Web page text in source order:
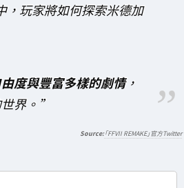
，玩家將如何探索米德加
度與豐富多樣的劇情，
界。”
「FFVII REMAKE」官方Twitter